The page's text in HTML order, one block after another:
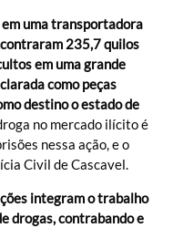
uma transportadora
235,7 quilos
em uma grande
como peças
destino o estado de
no mercado ilícito é
nessa ação, e o
Civil de Cascavel.
integram o trabalho
drogas, contrabando e